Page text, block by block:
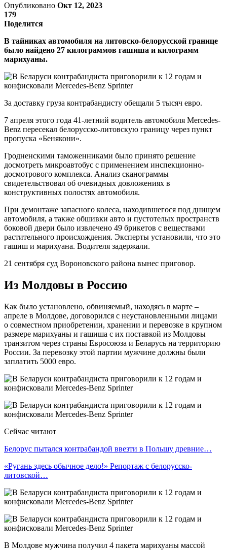
Опубликовано Окт 12, 2023
179
Поделится
В тайниках автомобиля на литовско-белорусской границе
было найдено 27 килограммов гашиша и килограмм
марихуаны.
За доставку груза контрабандисту обещали 5 тысяч евро.
7 апреля этого года 41-летний водитель автомобиля Mercedes-
Benz пересекал белорусско-литовскую границу через пункт
пропуска «Бенякони».
Гродненскими таможенниками было принято решение
досмотреть микроавтобус с применением инспекционно-
досмотрового комплекса. Анализ сканограммы
свидетельствовал об очевидных довложениях в
конструктивных полостях автомобиля.
При демонтаже запасного колеса, находившегося под днищем
автомобиля, а также обшивки авто и пустотелых пространств
боковой двери было извлечено 49 брикетов с веществами
растительного происхождения. Эксперты установили, что это
гашиш и марихуана. Водителя задержали.
21 сентября суд Вороновского района вынес приговор.
Из Молдовы в Россию
Как было установлено, обвиняемый, находясь в марте –
апреле в Молдове, договорился с неустановленными лицами
о совместном приобретении, хранении и перевозке в крупном
размере марихуаны и гашиша с их поставкой из Молдовы
транзитом через страны Евросоюза и Беларусь на территорию
России. За перевозку этой партии мужчине должны были
заплатить 5000 евро.
Сейчас читают
Белорус пытался контрабандой ввезти в Польшу древние…
«Ругань здесь обычное дело!» Репортаж с белорусско-
литовской…
В Молдове мужчина получил 4 пакета марихуаны массой